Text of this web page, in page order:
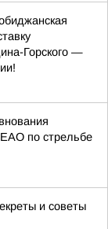
Горского —
по стрельбе
и советы